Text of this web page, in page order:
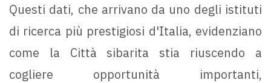
Questi dati, che arrivano da uno degli istituti
di ricerca più prestigiosi d'Italia, evidenziano
come la Città sibarita stia riuscendo a
cogliere opportunità importanti,